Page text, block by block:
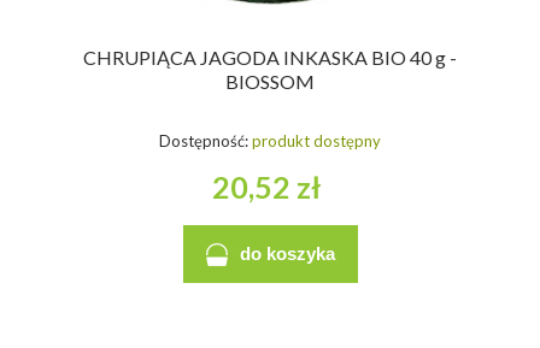
CHRUPIĄCA JAGODA INKASKA BIO 40 g -
BIOSSOM
Dostępność:produkt dostępny
20,52 zł
do koszyka